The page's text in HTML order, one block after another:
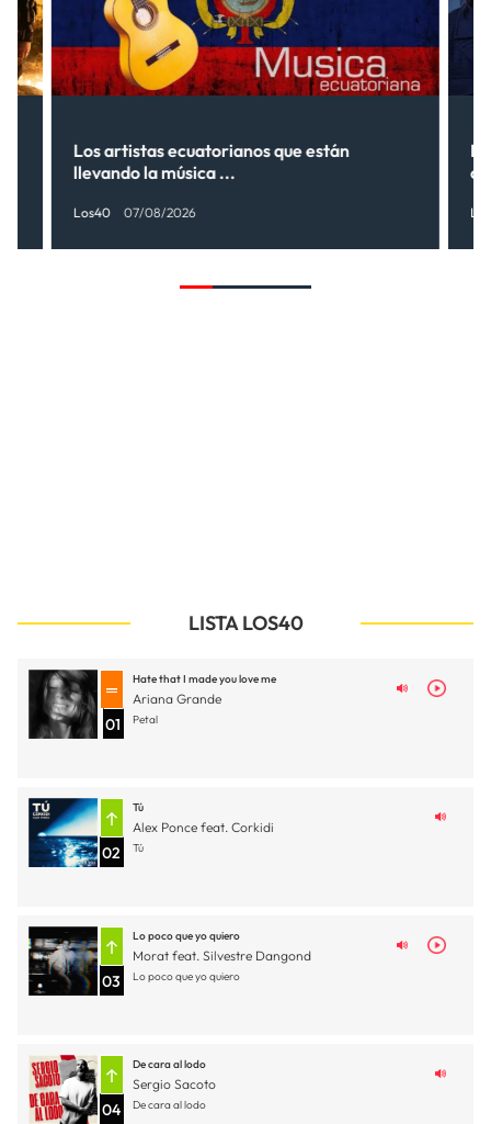
Los artistas ecuatorianos que están
llevando la música ...
Los40 07/08/2026
LISTA LOS40
01
Hate that I made you love me
Ariana Grande
Petal
02
Tú
Alex Ponce feat. Corkidi
Tú
03
Lo poco que yo quiero
Morat feat. Silvestre Dangond
Lo poco que yo quiero
04
De cara al lodo
Sergio Sacoto
De cara al lodo